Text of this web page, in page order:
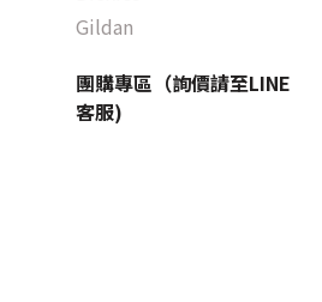
Gildan
團購專區（詢價請至LINE
客服)